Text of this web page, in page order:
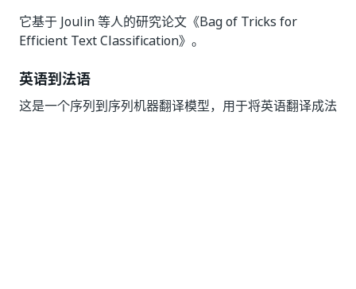
它基于 Joulin 等人的研究论文《Bag of Tricks for
Efficient Text Classification》。
英语到法语
这是一个序列到序列机器翻译模型，用于将英语翻译成法